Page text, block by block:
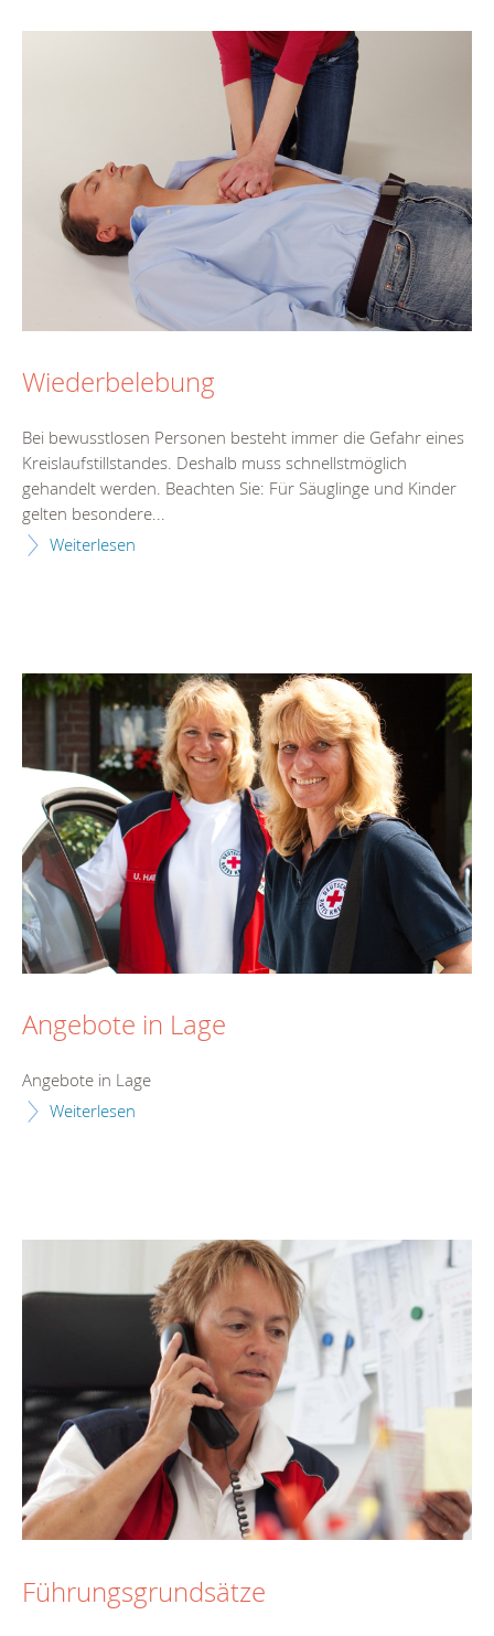
Wiederbelebung
Bei bewusstlosen Personen besteht immer die Gefahr eines
Kreislaufstillstandes. Deshalb muss schnellstmöglich
gehandelt werden. Beachten Sie: Für Säuglinge und Kinder
gelten besondere...
Weiterlesen
Angebote in Lage
Angebote in Lage
Weiterlesen
Führungsgrundsätze